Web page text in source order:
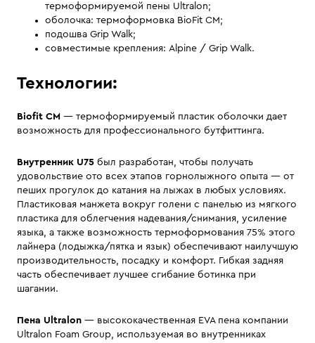
термоформируемой пены Ultralon;
оболочка: термоформовка BioFit CM;
подошва Grip Walk;
совместимые крепления: Alpine / Grip Walk.
Технологии:
Biofit CM — термоформируемый пластик оболочки дает
возможность для профессионального бутфиттинга.
Внутренник U75 был разработан, чтобы получать
удовольствие ото всех этапов горнолыжного опыта — от
пеших прогулок до катания на лыжах в любых условиях.
Пластиковая манжета вокруг голени с панелью из мягкого
пластика для облегчения надевания/снимания, усиление
языка, а также возможность термоформования 75% этого
лайнера (лодыжка/пятка и язык) обеспечивают наилучшую
производительность, посадку и комфорт. Гибкая задняя
часть обеспечивает лучшее сгибание ботинка при
шагании.
Пена Ultralon — высококачественная EVA пена компании
Ultralon Foam Group, используемая во внутренниках